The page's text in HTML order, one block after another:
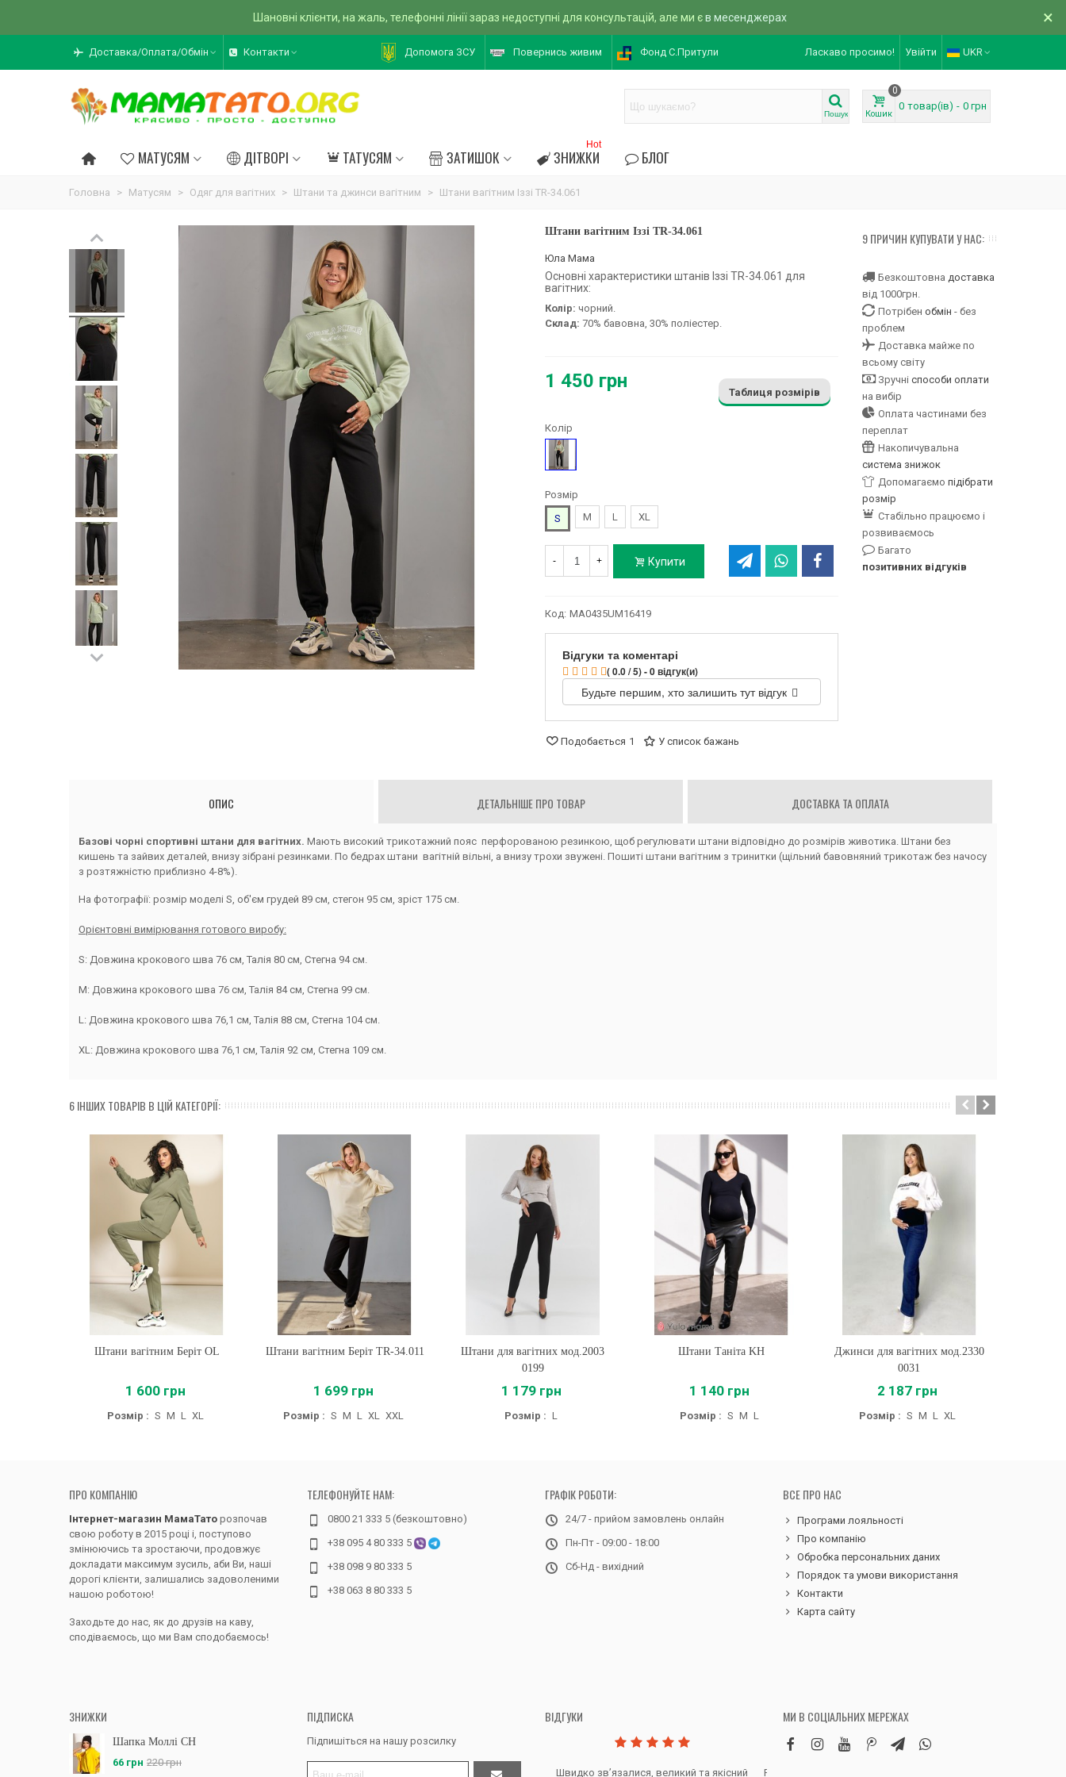
Шановні клієнти, на жаль, телефонні лінії зараз недоступні для консультацій, але ми єв месенджерах ×
Доставка/Оплата/Обмін Контакти Допомога ЗСУ Повернись живим Фонд С.Притули Ласкаво просимо! Увійти UKR
Пошук Кошик
0
0 товар(ів) - 0 грн
МАТУСЯМ ДІТВОРІ ТАТУСЯМ ЗАТИШОК ЗНИЖКИ
Hot
БЛОГ
Головна > Матусям > Одяг для вагітних > Штани та джинси вагітним > Штани вагітним Іззі TR-34.061
Штани вагітним Іззі TR-34.061
Юла Мама
Основні характеристики штанів Іззі TR-34.061 для
вагітних:
Колір: чорний.
Склад: 70% бавовна, 30% поліестер.
1 450 грн
Таблиця розмірів
Колір
Чорний
Розмір
S
M L XL
- + Купити
Код: MA0435UM16419
Відгуки та коментарі
( 0.0 / 5) - 0 відгук(и)
Будьте першим, хто залишить тут відгук
Подобається 1 У список бажань
9 ПРИЧИН КУПУВАТИ У НАС:
Безкоштовна доставка
від 1000грн.
Потрібен обмін - без
проблем
Доставка майже по
всьому світу
Зручні способи оплати
на вибір
Оплата частинами без
переплат
Накопичувальна
система знижок
Допомагаємо підібрати
розмір
Стабільно працюємо і
розвиваємось
Багато
позитивних відгуків
ОПИС ДЕТАЛЬНІШЕ ПРО ТОВАР ДОСТАВКА ТА ОПЛАТА
Базові чорні спортивні штани для вагітних. Мають високий трикотажний пояс перфорованою резинкою, щоб регулювати штани відповідно до розмірів животика. Штани без
кишень та зайвих деталей, внизу зібрані резинками. По бедрах штани вагітній вільні, а внизу трохи звужені. Пошиті штани вагітним з тринитки (щільний бавовняний трикотаж без начосу
з розтяжністю приблизно 4-8%).
На фотографії: розмір моделі S, об'єм грудей 89 см, стегон 95 см, зріст 175 см.
Орієнтовні вимірювання готового виробу:
S: Довжина крокового шва 76 см, Талія 80 см, Стегна 94 см.
M: Довжина крокового шва 76 см, Талія 84 см, Стегна 99 см.
L: Довжина крокового шва 76,1 см, Талія 88 см, Стегна 104 см.
XL: Довжина крокового шва 76,1 см, Талія 92 см, Стегна 109 см.
6 ІНШИХ ТОВАРІВ В ЦІЙ КАТЕГОРІЇ:
Купити
Штани вагітним Беріт OL
1 600 грн
Розмір : S M L XL
Купити
Штани вагітним Беріт TR-34.011
1 699 грн
Розмір : S M L XL XXL
Купити
Штани для вагітних мод.2003
0199
1 179 грн
Розмір : L
Купити
Штани Таніта KH
1 140 грн
Розмір : S M L
Купити
Джинси для вагітних мод.2330
0031
2 187 грн
Розмір : S M L XL
ПРО КОМПАНІЮ
Інтернет-магазин МамаТато розпочав
свою роботу в 2015 році і, поступово
змінюючись та зростаючи, продовжує
докладати максимум зусиль, аби Ви, наші
дорогі клієнти, залишались задоволеними
нашою роботою!
Заходьте до нас, як до друзів на каву,
сподіваємось, що ми Вам сподобаємось!
ТЕЛЕФОНУЙТЕ НАМ:
0800 21 333 5 (безкоштовно)
+38 095 4 80 333 5
+38 098 9 80 333 5
+38 063 8 80 333 5
ГРАФІК РОБОТИ:
24/7 - прийом замовлень онлайн
Пн-Пт - 09:00 - 18:00
Сб-Нд - вихідний
ВСЕ ПРО НАС
Програми лояльності
Про компанію
Обробка персональних даних
Порядок та умови використання
Контакти
Карта сайту
ЗНИЖКИ
Шапка Моллі CH
66 грн 220 грн
ПІДПИСКА
Підпишіться на нашу розсилку
ВІДГУКИ
Дякую за все, продавець супер. Швидко звʼязалися, великий та якісний Робила замовлення дитячих вельветових
МИ В СОЦІАЛЬНИХ МЕРЕЖАХ